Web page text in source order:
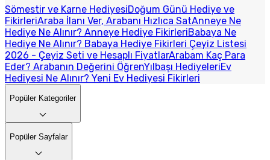
Sömestir ve Karne HediyesiDoğum Günü Hediye ve
FikirleriAraba İlanı Ver, Arabanı Hızlıca SatAnneye Ne
Hediye Ne Alınır? Anneye Hediye FikirleriBabaya Ne
Hediye Ne Alınır? Babaya Hediye Fikirleri Çeyiz Listesi
2026 - Çeyiz Seti ve Hesaplı FiyatlarArabam Kaç Para
Eder? Arabanın Değerini ÖğrenYılbaşı HediyeleriEv
Hediyesi Ne Alınır? Yeni Ev Hediyesi Fikirleri
Popüler Kategoriler
Popüler Sayfalar